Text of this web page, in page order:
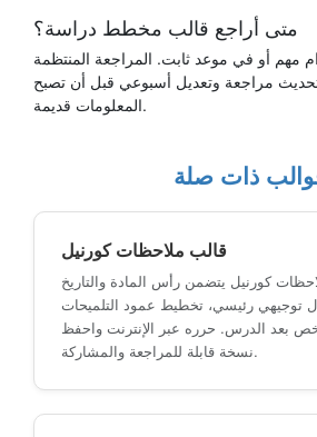
متى أراجع قالب مخطط دراسة؟
مهم أو في موعد ثابت. المراجعة المنتظمة
مراجعة وتعديل أسبوعي قبل أن تصبح
المعلومات قديمة.
ذات صلة
قالب ملاحظات كورنيل
كورنيل يتضمن رأس المادة والتاريخ
توجيهي رئيسي، تخطيط عمود التلميحات
بعد الدرس. حرره عبر الإنترنت واحفظ
نسخة قابلة للمراجعة والمشاركة.